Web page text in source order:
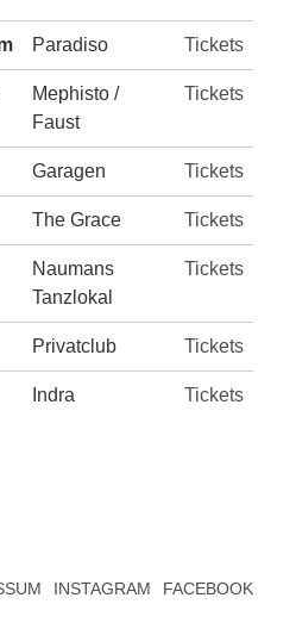
Paradiso Tickets
Mephisto /
Faust
Tickets
Garagen Tickets
The Grace Tickets
Naumans
Tanzlokal
Tickets
Privatclub Tickets
Indra Tickets
INSTAGRAM FACEBOOK